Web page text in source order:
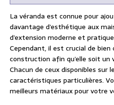
La véranda est connue pour
davantage d’esthétique aux
d’extension moderne et
Cependant, il est crucial de
construction afin qu’elle soit un
Chacun de ceux disponibles sur
caractéristiques particulières.
meilleurs matériaux pour votre